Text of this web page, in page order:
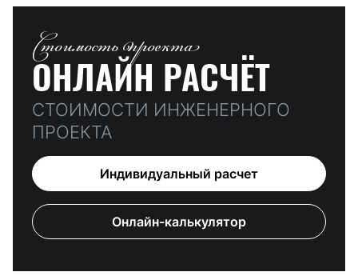
Стоимость проекта
ОНЛАЙН РАСЧЁТ
СТОИМОСТИ ИНЖЕНЕРНОГО
ПРОЕКТА
Индивидуальный расчет
Онлайн-калькулятор